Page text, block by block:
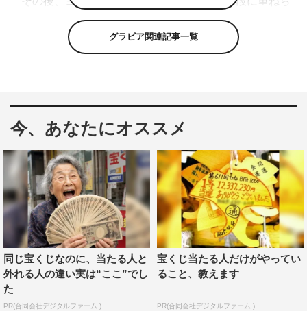
れたTVに買い物客や海外からの観光客が止める中、TV画
面を突き破り、四肢をくねらせ貞子がはい出て登場。観客
そして、その場にスクッと立ち上がると律義に観客に向
かってお辞儀をする貞子。彼女が大阪に来るのは5年ぶり
道橋を指さして、アクセス良好になったことを祝福する
と、観客からは笑い声と拍手が起こった。
また、本作の目標の興行収入を聞かれた貞子は、是が非
でもヒットさせたいとの意気込みを示すべく、ブルゾンち
えみの音楽に乗せポーズを決め、堂々“35億”の目標を宣言
した。
さらに、『ザ・リング／リバース』劇場鑑賞券をかけた
グラビア関連記事一覧
今、あなたにオススメ
同じ宝くじなのに、当たる人と
外れる人の違い実は“ここ”でし
た
PR(合同会社デジタルファーム )
宝くじ当たる人だけがやってい
ること、教えます
PR(合同会社デジタルファーム )